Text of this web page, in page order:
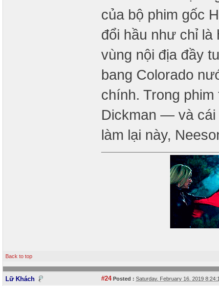
của bộ phim gốc
đổi hầu như chỉ
vùng nội địa đầy
bang Colorado
chính. Trong
Dickman — và cái
làm lại này,
Back to top
Lữ Khách #24Posted : Saturday, February 16, 2019